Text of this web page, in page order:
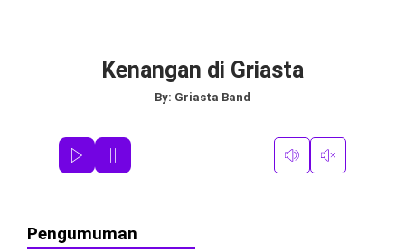
Kenangan di Griasta
By: Griasta Band
Pengumuman